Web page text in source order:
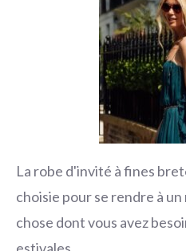
La robe d'invité à fines
choisie pour se rendre à
chose dont vous avez